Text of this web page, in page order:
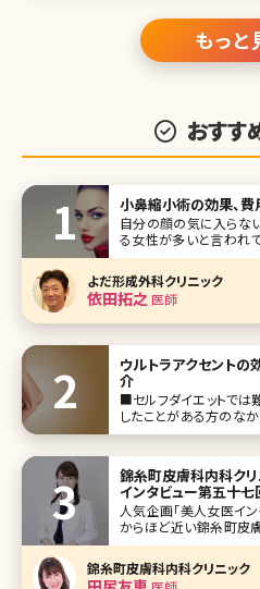
もっと
おすす
小鼻縮小術の効果、費
自分の顔の気に入らな
る女性が多いと言われ
者も笑うと鼻が横に広
さかったら、美人になれ
ないでしょうか。ここで
くする方法・小鼻縮小術が
よだ形成外科クリニック
依田拓之医師
ウルトラアクセントの
介
■セルフダイエットでは
したことがある方のな
トがあまり細くならない
しょうか。全体的に太って
錦糸町皮膚科内科ク
インタビュー第五十七
人気企画「美人女医イ
からほど近い錦糸町皮
田尻友恵（たじりともえ
療の入口を広く設けて、
った診療をすることを理想
錦糸町皮膚科内科クリニック